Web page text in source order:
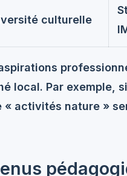
culturelle
local. Par exemple,
activités nature »